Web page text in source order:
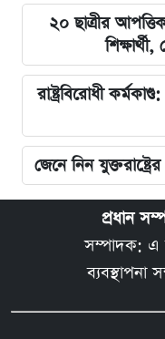
২০ ছাত্রীর
রাষ্ট্রবিরোধী
জেনে নিন
প্রধান
সম্পাদক: এ
ব্যবস্থাপনা